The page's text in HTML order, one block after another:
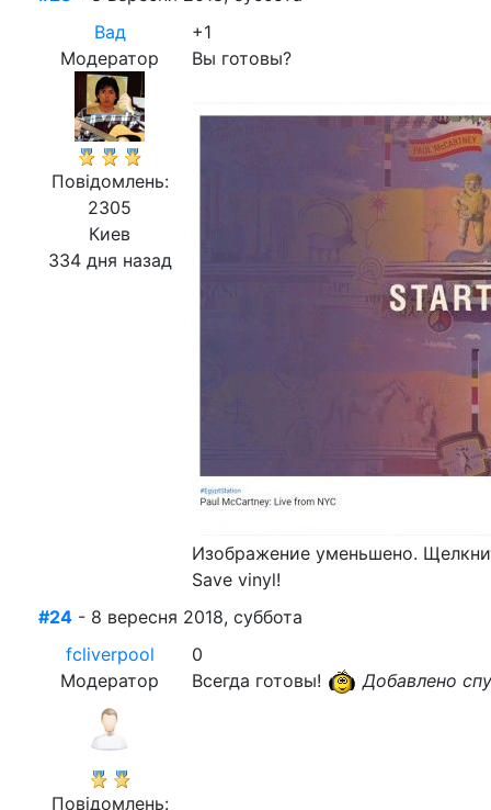
Вад
Модератор
Повідомлень:
2305
Киев
334 дня назад
+1
Вы готовы?
Изображение уменьшено.
Save vinyl!
#24 - 8 вересня 2018, суббота
fcliverpool
Модератор
Повідомлень:
0
Всегда готовы!
Добавлено